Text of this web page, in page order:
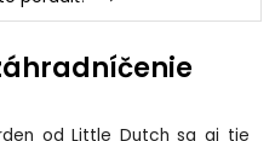
od Little Dutch sa aj tie